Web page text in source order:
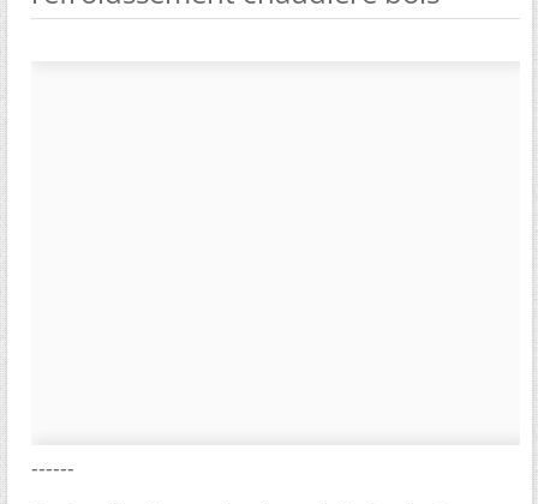
------